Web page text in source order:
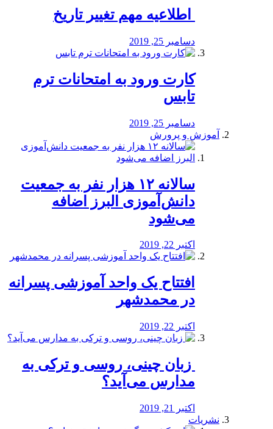
️ اطلاعیه مهم تغییر تاریخ
دسامبر 25, 2019
کارت ورود به امتحانات ترم
تابس
دسامبر 25, 2019
آموزش و پرورش
️سالانه ۱۲ هزار نفر به جمعیت
دانش‌آموزی البرز اضافه
می‌شود
اکتبر 22, 2019
افتتاح یک واحد آموزشی پسرانه
در محمدشهر
اکتبر 22, 2019
️ زبان چینی، روسی و ترکی به
مدارس می‌آید؟
اکتبر 21, 2019
نشریات